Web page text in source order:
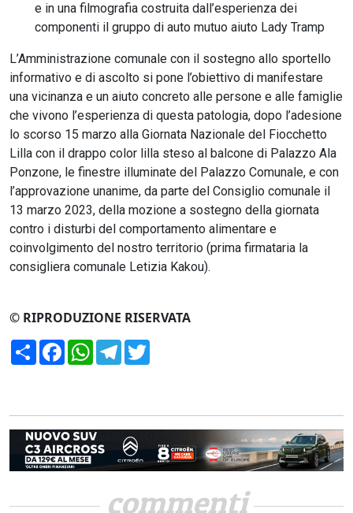
e in una filmografia costruita dall’esperienza dei
componenti il gruppo di auto mutuo aiuto Lady Tramp
L’Amministrazione comunale con il sostegno allo sportello
informativo e di ascolto si pone l’obiettivo di manifestare
una vicinanza e un aiuto concreto alle persone e alle famiglie
che vivono l’esperienza di questa patologia, dopo l’adesione
lo scorso 15 marzo alla Giornata Nazionale del Fiocchetto
Lilla con il drappo color lilla steso al balcone di Palazzo Ala
Ponzone, le finestre illuminate del Palazzo Comunale, e con
l’approvazione unanime, da parte del Consiglio comunale il
13 marzo 2023, della mozione a sostegno della giornata
contro i disturbi del comportamento alimentare e
coinvolgimento del nostro territorio (prima firmataria la
consigliera comunale Letizia Kakou).
© RIPRODUZIONE RISERVATA
CondividiFacebookWhatsApp
Telegram
commenti